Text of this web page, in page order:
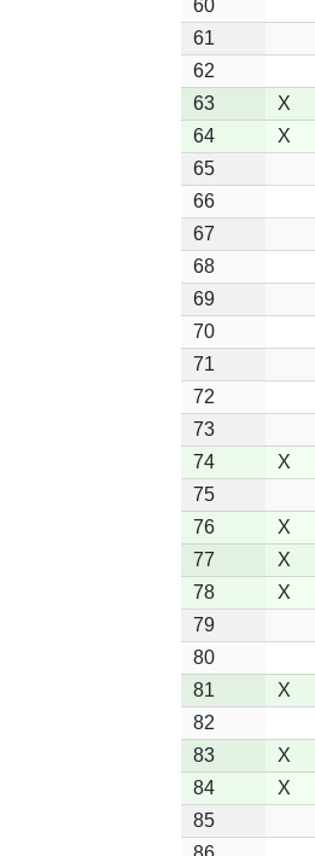
60
61
62
63
X
64
X
65
66
67
68
69
70
71
72
73
74
X
75
76
X
77
X
78
X
79
80
81
X
82
83
X
84
X
85